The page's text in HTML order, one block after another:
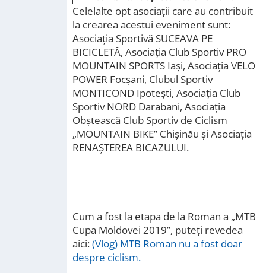
Celelalte opt asociații care au contribuit
la crearea acestui eveniment sunt:
Asociaţia Sportivă SUCEAVA PE
BICICLETĂ, Asociaţia Club Sportiv PRO
MOUNTAIN SPORTS Iaşi, Asociaţia VELO
POWER Focşani, Clubul Sportiv
MONTICOND Ipoteşti, Asociaţia Club
Sportiv NORD Darabani, Asociaţia
Obştească Club Sportiv de Ciclism
„MOUNTAIN BIKE” Chişinău și Asociaţia
RENAŞTEREA BICAZULUI.
Cum a fost la etapa de la Roman a „MTB
Cupa Moldovei 2019”, puteți revedea
aici:(Vlog) MTB Roman nu a fost doar
despre ciclism.